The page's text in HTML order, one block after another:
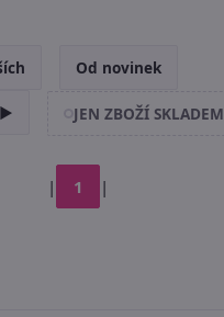
Od novinek
JEN ZBOŽÍ SKLADEM
| 1 |